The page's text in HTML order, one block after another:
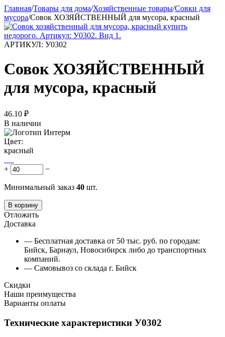
Главная/Товары для дома/Хозяйственные товары/Совки для
мусора/Совок ХОЗЯЙСТВЕННЫЙ для мусора, красный
АРТИКУЛ: У0302
Совок ХОЗЯЙСТВЕННЫЙ
для мусора, красный
46.10 ₽
В наличии
Цвет:
красный
+ −
Минимальный заказ 40 шт.
В корзину
Отложить
Доставка
— Бесплатная доставка от 50 тыс. руб. по городам:
Бийск, Барнаул, Новосибирск либо до транспортных
компаний.
— Самовывоз со склада г. Бийск
Скидки
Наши преимущества
Варианты оплаты
Технические характеристики У0302